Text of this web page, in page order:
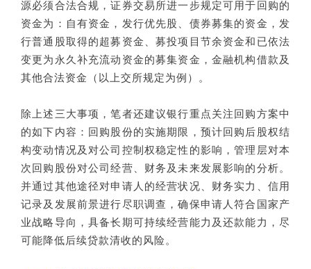
源必须合法合规，证券交易所进一步规定可用于回购的
资金为：自有资金，发行优先股、债券募集的资金，发
行普通股取得的超募资金、募投项目节余资金和已依法
变更为永久补充流动资金的募集资金，金融机构借款及
其他合法资金（以上交所规定为例）。
除上述三大事项，笔者还建议银行重点关注回购方案中
的如下内容：回购股份的实施期限，预计回购后股权结
构变动情况及对公司控制权稳定性的影响，管理层对本
次回购股份对公司经营、财务及未来发展影响的分析。
并通过其他途径对申请人的经营状况、财务实力、信用
记录及发展前景进行尽职调查，确保申请人符合国家产
业战略导向，具备长期可持续经营能力及还款能力，尽
可能降低后续贷款清收的风险。